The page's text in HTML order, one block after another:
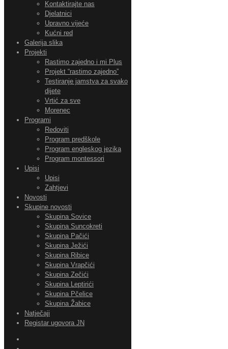
Kontaktirajte nas
Djelatnici
Upravno vijeće
Kućni red
Galerija slika
Projekti
Rastimo zajedno i mi Plus
Projekt “rastimo zajedno”
Testiranje jamstva za svako
dijete
Vrtić za sve
Morenec
Programi
Redoviti
Program predškole
Program engleskog jezika
Program montessori
Upisi
Upisi
Zahtjevi
Novosti
Skupine novosti
Skupina Sovice
Skupina Suncokreti
Skupina Pačići
Skupina Ježići
Skupina Ribice
Skupina Vrapčići
Skupina Zečići
Skupina Leptirići
Skupina Pčelice
Skupina Žabice
Natječaji
Registar ugovora JN